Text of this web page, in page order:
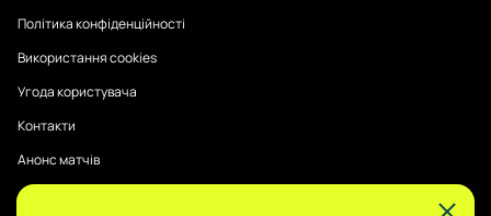
Політика конфіденційності
Використання cookies
Угода користувача
Контакти
Анонс матчів